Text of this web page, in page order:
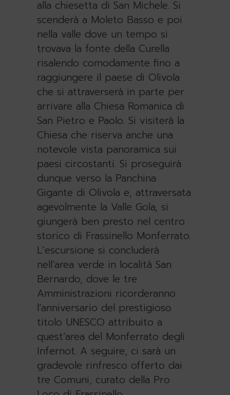
alla chiesetta di San Michele. Si
scenderà a Moleto Basso e poi
nella valle dove un tempo si
trovava la fonte della Curella
risalendo comodamente fino a
raggiungere il paese di Olivola
che si attraverserà in parte per
arrivare alla Chiesa Romanica di
San Pietro e Paolo. Si visiterà la
Chiesa che riserva anche una
notevole vista panoramica sui
paesi circostanti. Si proseguirà
dunque verso la Panchina
Gigante di Olivola e, attraversata
agevolmente la Valle Gola, si
giungerà ben presto nel centro
storico di Frassinello Monferrato.
L’escursione si concluderà
nell’area verde in località San
Bernardo, dove le tre
Amministrazioni ricorderanno
l’anniversario del prestigioso
titolo UNESCO attribuito a
quest’area del Monferrato degli
Infernot. A seguire, ci sarà un
gradevole rinfresco offerto dai
tre Comuni, curato della Pro